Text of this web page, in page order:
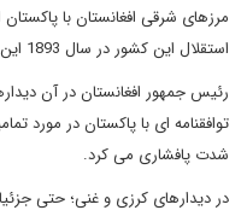
مرزهای شرقی افغانستان با
استقلال این کشور در سال 1893 این خط را به رسمیت نشناخته اند.
رئیس جمهور افغانستان در آن
توافقنامه ای با پاکستان در مورد
شدت پافشاری می کرد.
در دیدارهای کرزی و غنی؛ حتی